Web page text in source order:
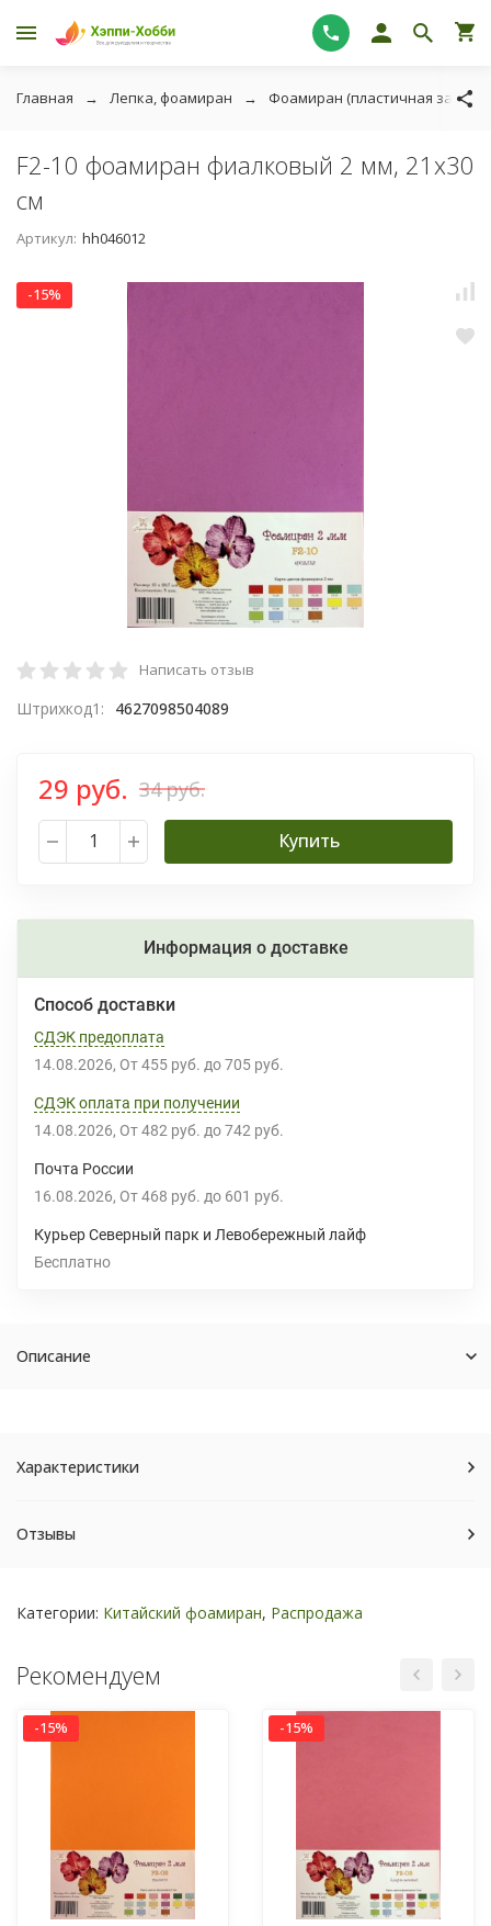
Главная Лепка, фоамиран Фоамиран (пластичная замша)
F2-10 фоамиран фиалковый 2 мм, 21х30
см
Артикул: hh046012
-15%
Написать отзыв
Штрихкод1: 4627098504089
29 руб. 34 руб.
Купить
Информация о доставке
Способ доставки
СДЭК предоплата
14.08.2026 От 455 руб. до 705 руб.
СДЭК оплата при получении
14.08.2026 От 482 руб. до 742 руб.
Почта России
16.08.2026 От 468 руб. до 601 руб.
Курьер Северный парк и Левобережный лайф
Бесплатно
Описание
Характеристики
Отзывы
Категории: Китайский фоамиран, Распродажа
Рекомендуем
-15% -15%